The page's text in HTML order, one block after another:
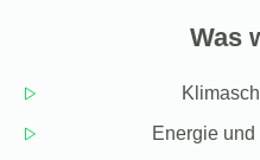
Was
Energie